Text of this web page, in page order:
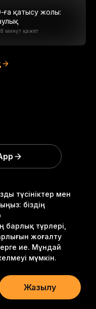
минут қажет
ға қатысу жолы:
түсініктер мен
біздің
барлық түрлері,
жоғалту
ие. Мұндай
мүмкін.
Жазылу